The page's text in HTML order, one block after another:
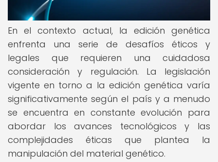
En el contexto actual, la edición genética
enfrenta una serie de desafíos éticos y
legales que requieren una cuidadosa
consideración y regulación. La legislación
vigente en torno a la edición genética varía
significativamente según el país y a menudo
se encuentra en constante evolución para
abordar los avances tecnológicos y las
complejidades éticas que plantea la
manipulación del material genético.